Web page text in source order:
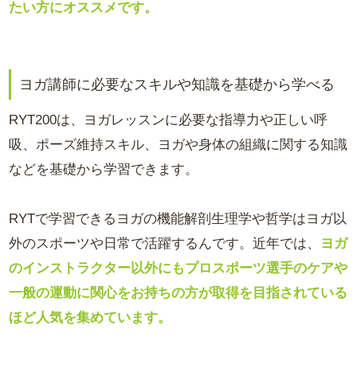
たい方にオススメです。
ヨガ講師に必要なスキルや知識を基礎から学べる
RYT200は、ヨガレッスンに必要な指導力や正しい呼
吸、ポーズ維持スキル、ヨガや身体の組織に関する知識
などを基礎から学習できます。
RYTで学習できるヨガの機能解剖生理学や哲学はヨガ以
外のスポーツや日常で活躍するんです。近年では、 ヨガ
のインストラクター以外にもプロスポーツ選手のケアや
一般の運動に関心をお持ちの方が取得を目指されている
ほど人気を集めています。